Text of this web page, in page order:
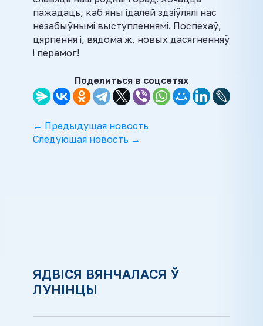
пажадаць, каб яны ідалей здзіўлялі нас
незабыўнымі выступленнямі. Поспехаў,
цярпення і, вядома ж, новых дасягненняў
і перамог!
Поделиться в соцсетях
← Предыдущая новость
Следующая новость →
ЯДВІСЯ ВЯНЧАЛАСЯ Ў
ЛУНІНЦЫ